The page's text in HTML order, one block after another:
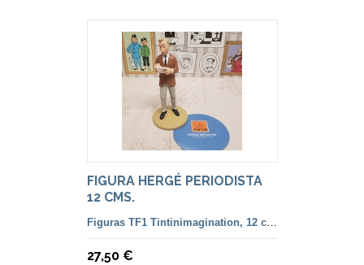
FIGURA HERGÉ PERIODISTA
12 CMS.
Figuras TF1 Tintinimagination, 12 cm. color y francesa
27,50 €